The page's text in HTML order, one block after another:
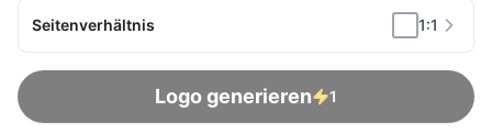
Seitenverhältnis 1:1
Logo generieren 1